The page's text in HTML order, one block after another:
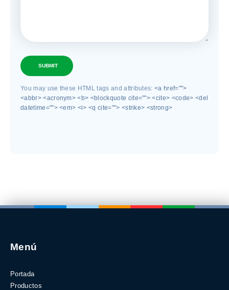
SUBMIT
You may use these HTML tags and attributes:<a href="">
<abbr> <acronym> <b> <blockquote cite=""> <cite> <code> <del
datetime=""> <em> <i> <q cite=""> <strike> <strong>
Menú
Portada
Productos